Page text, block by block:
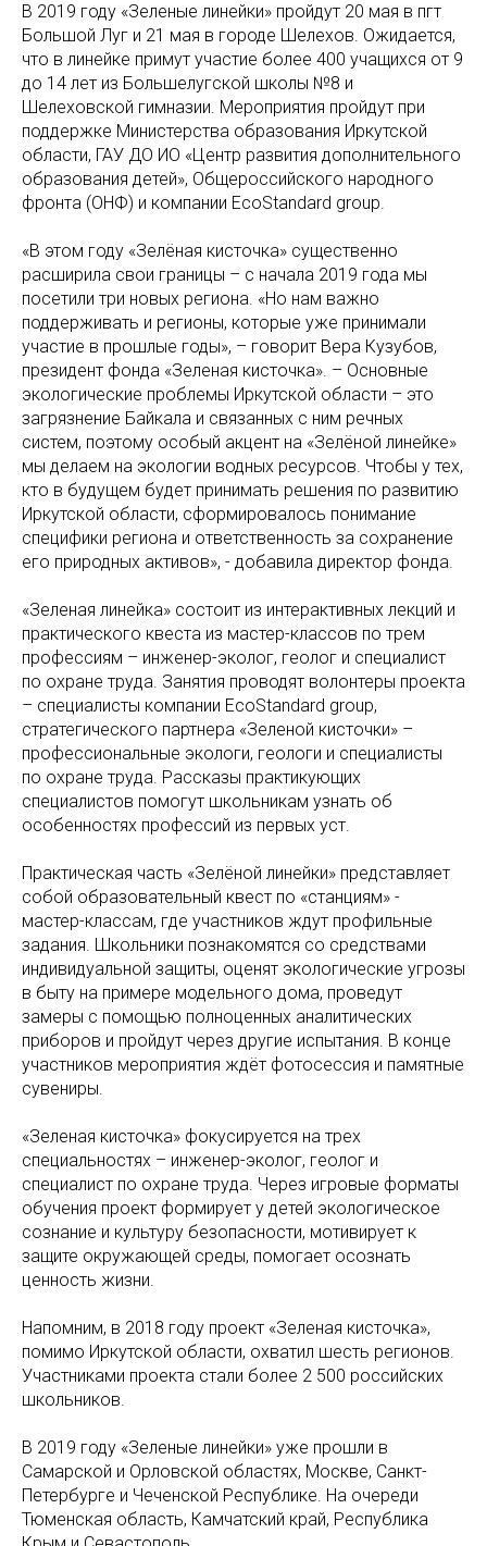
В 2019 году «Зеленые линейки» пройдут 20 мая в пгт
Большой Луг и 21 мая в городе Шелехов. Ожидается,
что в линейке примут участие более 400 учащихся от 9
до 14 лет из Большелугской школы №8 и
Шелеховской гимназии. Мероприятия пройдут при
поддержке Министерства образования Иркутской
области, ГАУ ДО ИО «Центр развития дополнительного
образования детей», Общероссийского народного
фронта (ОНФ) и компании EcoStandard group.
«В этом году «Зелёная кисточка» существенно
расширила свои границы – с начала 2019 года мы
посетили три новых региона. «Но нам важно
поддерживать и регионы, которые уже принимали
участие в прошлые годы», – говорит Вера Кузубов,
президент фонда «Зеленая кисточка». – Основные
экологические проблемы Иркутской области – это
загрязнение Байкала и связанных с ним речных
систем, поэтому особый акцент на «Зелёной линейке»
мы делаем на экологии водных ресурсов. Чтобы у тех,
кто в будущем будет принимать решения по развитию
Иркутской области, сформировалось понимание
специфики региона и ответственность за сохранение
его природных активов», - добавила директор фонда.
«Зеленая линейка» состоит из интерактивных лекций и
практического квеста из мастер-классов по трем
профессиям – инженер-эколог, геолог и специалист
по охране труда. Занятия проводят волонтеры проекта
– специалисты компании EcoStandard group,
стратегического партнера «Зеленой кисточки» –
профессиональные экологи, геологи и специалисты
по охране труда. Рассказы практикующих
специалистов помогут школьникам узнать об
особенностях профессий из первых уст.
Практическая часть «Зелёной линейки» представляет
собой образовательный квест по «станциям» -
мастер-классам, где участников ждут профильные
задания. Школьники познакомятся со средствами
индивидуальной защиты, оценят экологические угрозы
в быту на примере модельного дома, проведут
замеры с помощью полноценных аналитических
приборов и пройдут через другие испытания. В конце
участников мероприятия ждёт фотосессия и памятные
сувениры.
«Зеленая кисточка» фокусируется на трех
специальностях – инженер-эколог, геолог и
специалист по охране труда. Через игровые форматы
обучения проект формирует у детей экологическое
сознание и культуру безопасности, мотивирует к
защите окружающей среды, помогает осознать
ценность жизни.
Напомним, в 2018 году проект «Зеленая кисточка»,
помимо Иркутской области, охватил шесть регионов.
Участниками проекта стали более 2 500 российских
школьников.
В 2019 году «Зеленые линейки» уже прошли в
Самарской и Орловской областях, Москве, Санкт-
Петербурге и Чеченской Республике. На очереди
Тюменская область, Камчатский край, Республика